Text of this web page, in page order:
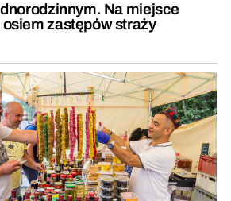
Na miejsce
zastępów straży